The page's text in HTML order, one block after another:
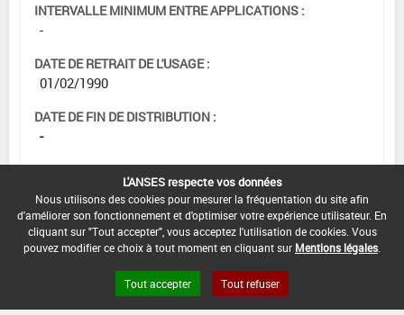
INTERVALLE MINIMUM ENTRE APPLICATIONS :
-
DATE DE RETRAIT DE L'USAGE :
01/02/1990
DATE DE FIN DE DISTRIBUTION :
-
DATE DE FIN D'UTILISATION :
L'ANSES respecte vos données
Nous utilisons des cookies pour mesurer la fréquentation du site afin
d'améliorer son fonctionnement et d'optimiser votre expérience utilisateur. En
cliquant sur "Tout accepter", vous acceptez l'utilisation de cookies. Vous
pouvez modifier ce choix à tout moment en cliquant sur Mentions légales
Tout accepter Tout refuser